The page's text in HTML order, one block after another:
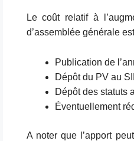
Le coût relatif à
d’assemblée générale
Publication de
Dépôt du PV au
Dépôt des statuts
Éventuellement
A noter que l’apport